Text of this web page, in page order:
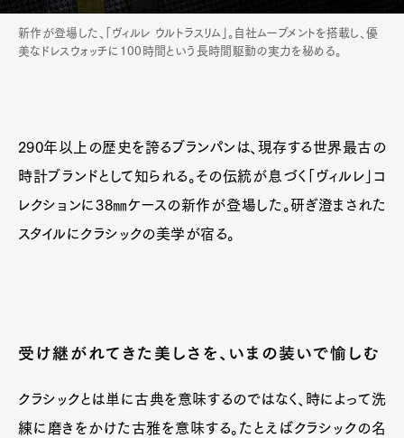
新作が登場した、「ヴィルレ ウルトラスリム」。自社ムーブメントを搭載し、優
美なドレスウォッチに100時間という長時間駆動の実力を秘める。
290年以上の歴史を誇るブランパンは、現存する世界最古の
時計ブランドとして知られる。その伝統が息づく「ヴィルレ」コ
レクションに38㎜ケースの新作が登場した。研ぎ澄まされた
スタイルにクラシックの美学が宿る。
受け継がれてきた美しさを、いまの装いで愉しむ
クラシックとは単に古典を意味するのではなく、時によって洗
練に磨きをかけた古雅を意味する。たとえばクラシックの名